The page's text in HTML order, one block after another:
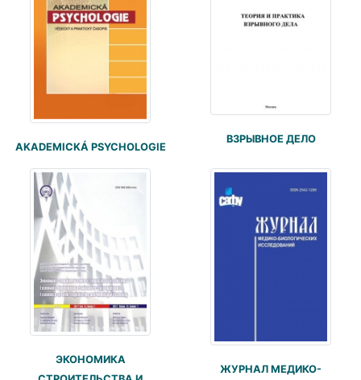
AKADEMICKÁ PSYCHOLOGIE
ВЗРЫВНОЕ ДЕЛО
ЭКОНОМИКА
ЖУРНАЛ МЕДИКО-